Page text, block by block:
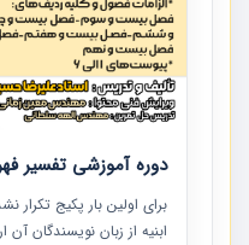
دوره آموزشی تفسیر
برای اولین بار پکیج
ابنیه از زبان نویسندگان